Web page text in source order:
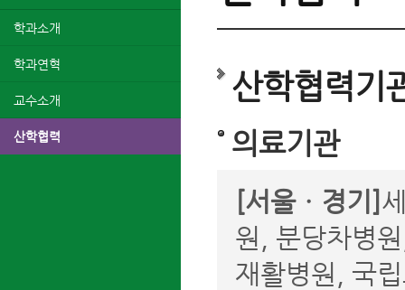
학과소개
학과연혁
교수소개
산학협력
산학협력기
의료기관
[서울ㆍ경기]
원, 분당차병
재활병원, 국